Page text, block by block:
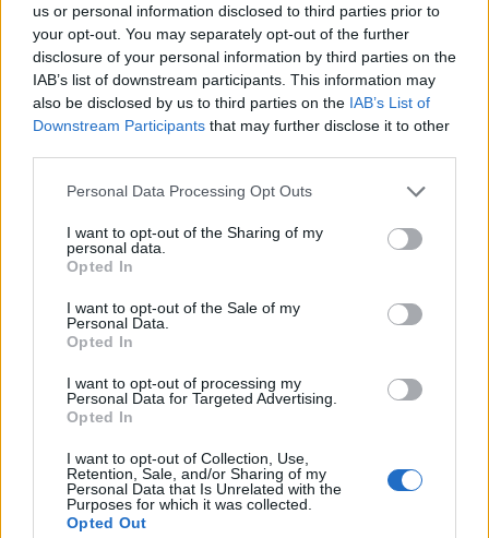
us or personal information disclosed to third parties prior to
your opt-out. You may separately opt-out of the further
disclosure of your personal information by third parties on the
IAB’s list of downstream participants. This information may
also be disclosed by us to third parties on the IAB’s List of
Downstream Participants that may further disclose it to other
Personal Data Processing Opt Outs
I want to opt-out of the Sharing of my
personal data.
Opted In
I want to opt-out of the Sale of my
Personal Data.
Opted In
I want to opt-out of processing my
Personal Data for Targeted Advertising.
Opted In
I want to opt-out of Collection, Use,
Retention, Sale, and/or Sharing of my
Personal Data that Is Unrelated with the
Purposes for which it was collected.
Opted Out
beszélt arról Donald Trump amerikai elnökkel sok
más belső körhöz tartozó személy mellett, hogy
eljött az idő a választási veresége beismeréséhez
– írja a CNN belső forrásokra hivatkozva.
Twitteren, hogy választási csalások történtek, a
demokraták korruptak, sok helyen visszásságok történtek,
nem lehet még elnököt hirdetni. A hírtelevízió információi
szerint Melania elmondta a férjének a véleményét, ahogy
szokta, miszerint be kellene ismernie a vereségét...
KEDVES OLVASÓNK!
A keresett cikk a portfolio.hu hírarchívumához
regisztrációhoz kötött.
Az előfizetés a következőket tartalmazza: